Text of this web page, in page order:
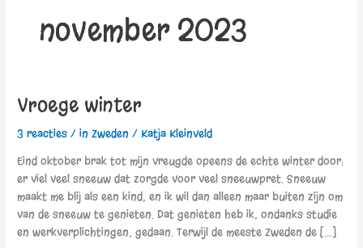
november 2023
Vroege winter
3 reacties /in Zweden / Katja Kleinveld
Eind oktober brak tot mijn vreugde opeens de echte winter door:
er viel veel sneeuw dat zorgde voor veel sneeuwpret. Sneeuw
maakt me blij als een kind, en ik wil dan alleen maar buiten zijn om
van de sneeuw te genieten. Dat genieten heb ik, ondanks studie
en werkverplichtingen, gedaan. Terwijl de meeste Zweden de […]
Vroege